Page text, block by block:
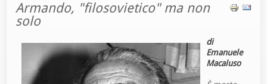
Armando, "filosovietico" ma non
solo
di
Emanuele
Macaluso